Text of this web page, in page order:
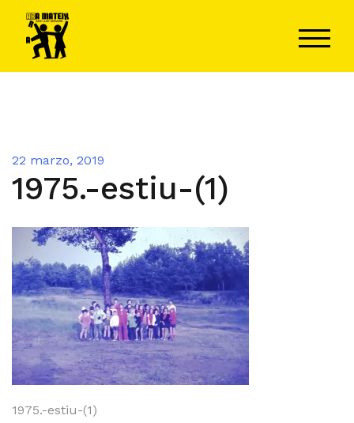
contenido
22 marzo, 2019
1975.-estiu-(1)
Navegación
1975.-estiu-(1)